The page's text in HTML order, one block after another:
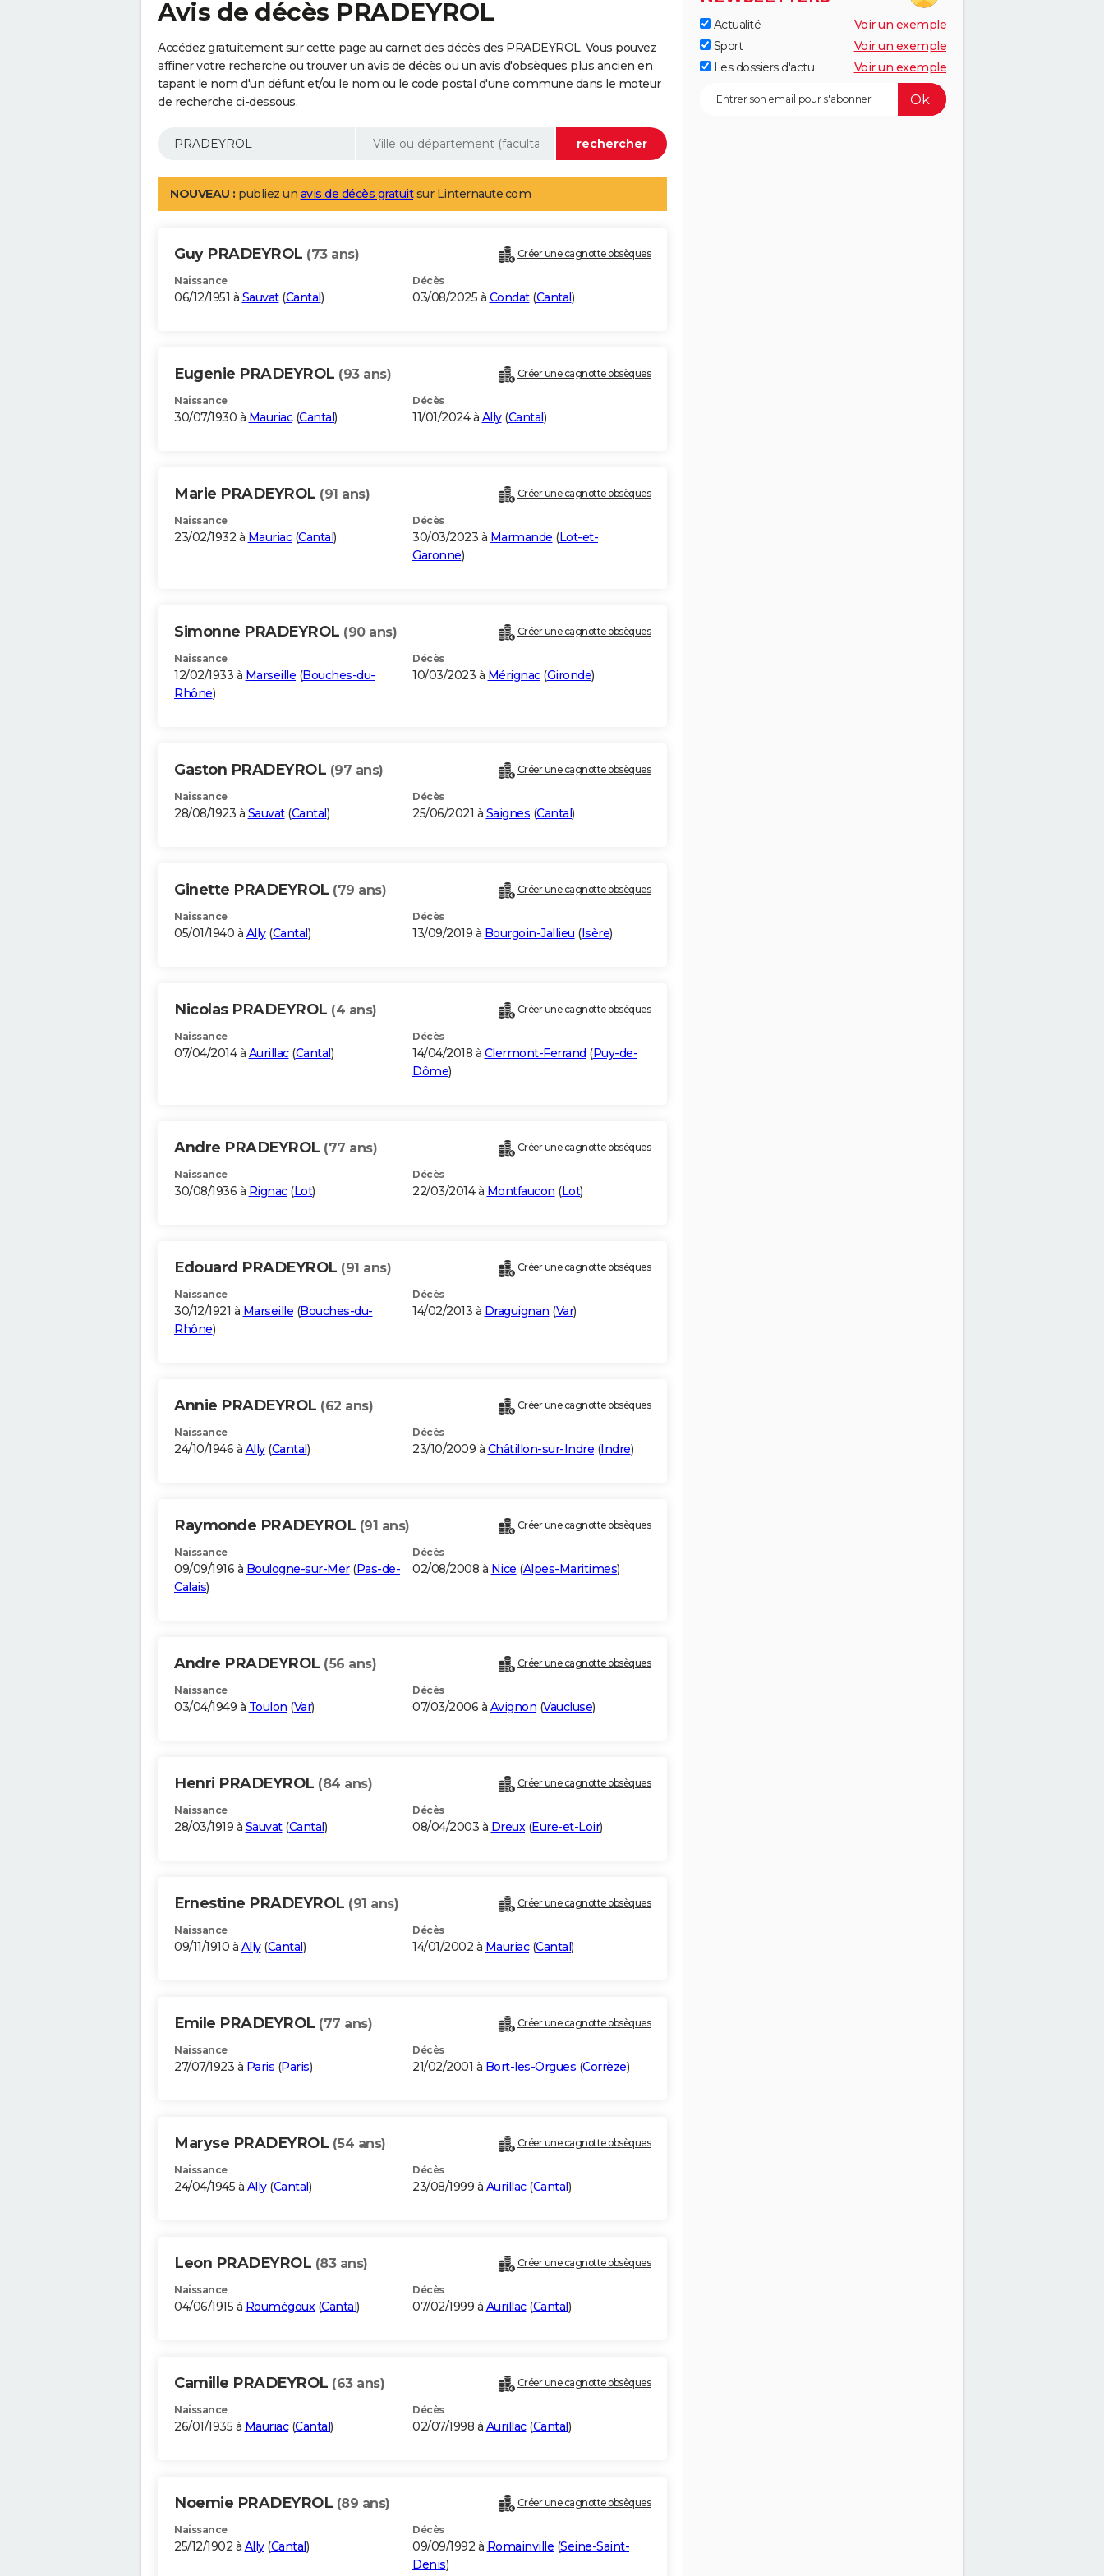
Avis de décès PRADEYROL
Accédez gratuitement sur cette page au carnet des décès des PRADEYROL. Vous pouvez
affiner votre recherche ou trouver un avis de décès ou un avis d'obsèques plus ancien en
tapant le nom d'un défunt et/ou le nom ou le code postal d'une commune dans le moteur
de recherche ci-dessous.
NOUVEAU : publiez un avis de décès gratuitsur Linternaute.com
Guy PRADEYROL (73 ans) Créer une cagnotte obsèques
Naissance
06/12/1951 à Sauvat(Cantal)
Décès
03/08/2025 à Condat(Cantal)
Eugenie PRADEYROL (93 ans) Créer une cagnotte obsèques
Naissance
30/07/1930 à Mauriac(Cantal)
Décès
11/01/2024 à Ally(Cantal)
Marie PRADEYROL (91 ans) Créer une cagnotte obsèques
Naissance
23/02/1932 à Mauriac(Cantal)
Décès
30/03/2023 à Marmande (Lot-et-
Garonne)
Simonne PRADEYROL (90 ans) Créer une cagnotte obsèques
Naissance
12/02/1933 à Marseille (Bouches-du-
Rhône)
Décès
10/03/2023 à Mérignac(Gironde)
Gaston PRADEYROL (97 ans) Créer une cagnotte obsèques
Naissance
28/08/1923 à Sauvat(Cantal)
Décès
25/06/2021 à Saignes (Cantal)
Ginette PRADEYROL (79 ans) Créer une cagnotte obsèques
Naissance
05/01/1940 à Ally(Cantal)
Décès
13/09/2019 à Bourgoin-Jallieu (Isère)
Nicolas PRADEYROL (4 ans) Créer une cagnotte obsèques
Naissance
07/04/2014 à Aurillac(Cantal)
Décès
14/04/2018 à Clermont-Ferrand (Puy-de-
Dôme)
Andre PRADEYROL (77 ans) Créer une cagnotte obsèques
Naissance
30/08/1936 à Rignac(Lot)
Décès
22/03/2014 à Montfaucon (Lot)
Edouard PRADEYROL (91 ans) Créer une cagnotte obsèques
Naissance
30/12/1921 à Marseille (Bouches-du-
Rhône)
Décès
14/02/2013 à Draguignan (Var)
Annie PRADEYROL (62 ans) Créer une cagnotte obsèques
Naissance
24/10/1946 à Ally(Cantal)
Décès
23/10/2009 à Châtillon-sur-Indre (Indre)
Raymonde PRADEYROL (91 ans) Créer une cagnotte obsèques
Naissance
09/09/1916 à Boulogne-sur-Mer(Pas-de-
Calais)
Décès
02/08/2008 à Nice (Alpes-Maritimes)
Andre PRADEYROL (56 ans) Créer une cagnotte obsèques
Naissance
03/04/1949 à Toulon (Var)
Décès
07/03/2006 à Avignon (Vaucluse)
Henri PRADEYROL (84 ans) Créer une cagnotte obsèques
Naissance
28/03/1919 à Sauvat(Cantal)
Décès
08/04/2003 à Dreux(Eure-et-Loir)
Ernestine PRADEYROL (91 ans) Créer une cagnotte obsèques
Naissance
09/11/1910 à Ally(Cantal)
Décès
14/01/2002 à Mauriac(Cantal)
Emile PRADEYROL (77 ans) Créer une cagnotte obsèques
Naissance
27/07/1923 à Paris (Paris)
Décès
21/02/2001 à Bort-les-Orgues (Corrèze)
Maryse PRADEYROL (54 ans) Créer une cagnotte obsèques
Naissance
24/04/1945 à Ally(Cantal)
Décès
23/08/1999 à Aurillac(Cantal)
Leon PRADEYROL (83 ans) Créer une cagnotte obsèques
Naissance
04/06/1915 à Roumégoux(Cantal)
Décès
07/02/1999 à Aurillac(Cantal)
Camille PRADEYROL (63 ans) Créer une cagnotte obsèques
Naissance
26/01/1935 à Mauriac(Cantal)
Décès
02/07/1998 à Aurillac(Cantal)
Noemie PRADEYROL (89 ans) Créer une cagnotte obsèques
Naissance
25/12/1902 à Ally(Cantal)
Décès
09/09/1992 à Romainville (Seine-Saint-
Denis)
Actualité
Voir un exemple
Sport
Voir un exemple
Les dossiers d'actu
Voir un exemple